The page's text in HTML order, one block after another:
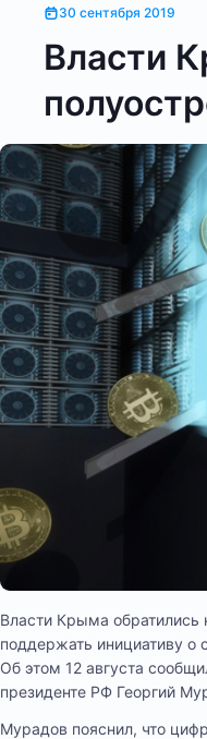
30 сентября 2019
Власти
Власти Крыма обратились
поддержать инициативу о
Об этом 12 августа
президенте РФ Георгий
Мурадов пояснил, что